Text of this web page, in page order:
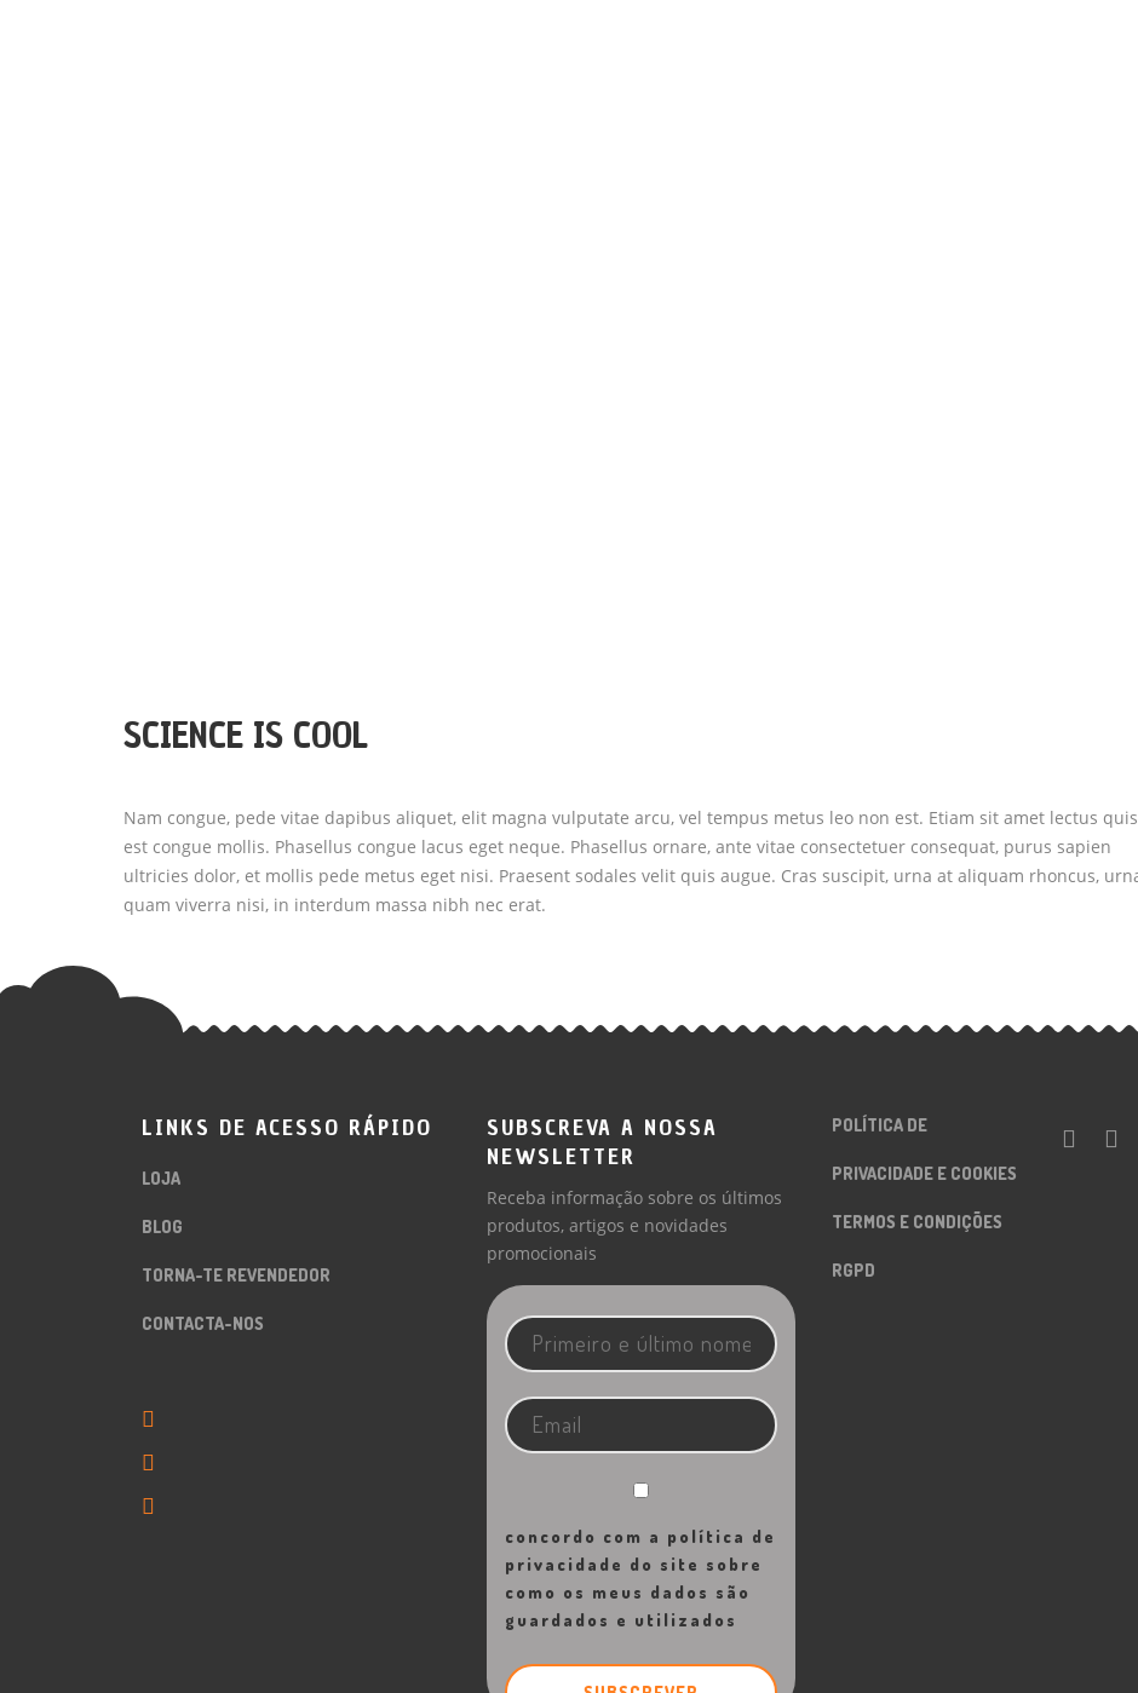
SCIENCE IS COOL
Nam congue, pede vitae dapibus aliquet, elit magna vulputate arcu, vel tempus metus leo non est. Etiam sit amet lectus quis
est congue mollis. Phasellus congue lacus eget neque. Phasellus ornare, ante vitae consectetuer consequat, purus sapien
ultricies dolor, et mollis pede metus eget nisi. Praesent sodales velit quis augue. Cras suscipit, urna at aliquam rhoncus,
quam viverra nisi, in interdum massa nibh nec erat.
LINKS DE ACESSO RÁPIDO
LOJA
BLOG
TORNA-TE REVENDEDOR
CONTACTA-NOS
SUBSCREVA A NOSSA
NEWSLETTER
Receba informação sobre os últimos
produtos, artigos e novidades
promocionais
concordo com a política de
privacidade do site sobre
como os meus dados são
guardados e utilizados
POLÍTICA DE
PRIVACIDADE E COOKIES
TERMOS E CONDIÇÕES
RGPD